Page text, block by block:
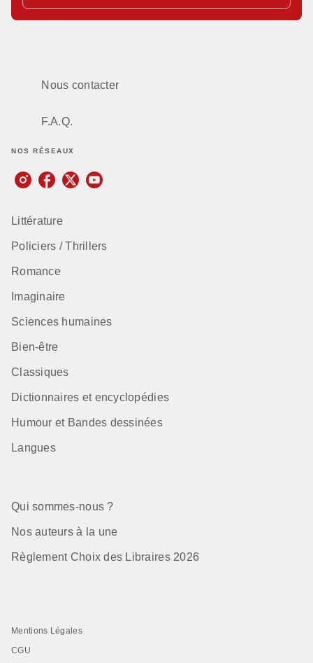
Nous contacter
F.A.Q.
NOS RÉSEAUX
Littérature
Policiers / Thrillers
Romance
Imaginaire
Sciences humaines
Bien-être
Classiques
Dictionnaires et encyclopédies
Humour et Bandes dessinées
Langues
Qui sommes-nous ?
Nos auteurs à la une
Règlement Choix des Libraires 2026
Mentions Légales
CGU